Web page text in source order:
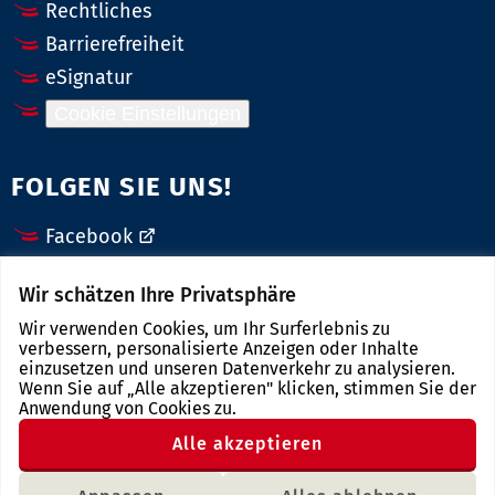
Wir schätzen Ihre Privatsphäre
Wir verwenden Cookies, um Ihr Surferlebnis zu
verbessern, personalisierte Anzeigen oder Inhalte
einzusetzen und unseren Datenverkehr zu analysieren.
Wenn Sie auf „Alle akzeptieren" klicken, stimmen Sie der
Anwendung von Cookies zu.
Alle akzeptieren
Rechtliches
Barrierefreiheit
eSignatur
FOLGEN SIE UNS!
Facebook
Instagram
YouTube
LINKS